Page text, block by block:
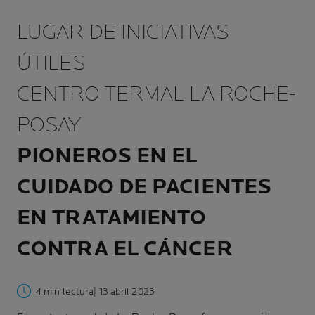
LUGAR DE INICIATIVAS
ÚTILES
CENTRO TERMAL LA ROCHE-
POSAY
PIONEROS EN EL
CUIDADO DE PACIENTES
EN TRATAMIENTO
CONTRA EL CÁNCER
4 min lectura | 13 abril 2023